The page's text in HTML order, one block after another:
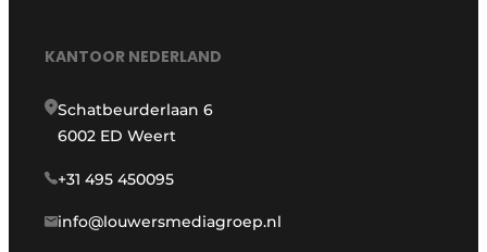
KANTOOR NEDERLAND
Schatbeurderlaan 6
6002 ED Weert
+31 495 450095
info@louwersmediagroep.nl